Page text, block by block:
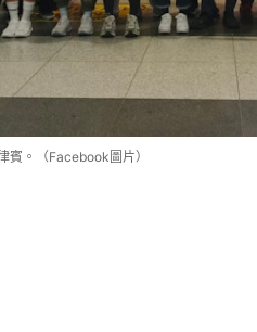
賓。（Facebook圖片）